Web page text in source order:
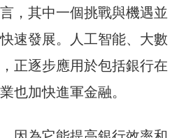
，其中一個挑戰與機遇並
速發展。人工智能、大數
正逐步應用於包括銀行在
也加快進軍金融。